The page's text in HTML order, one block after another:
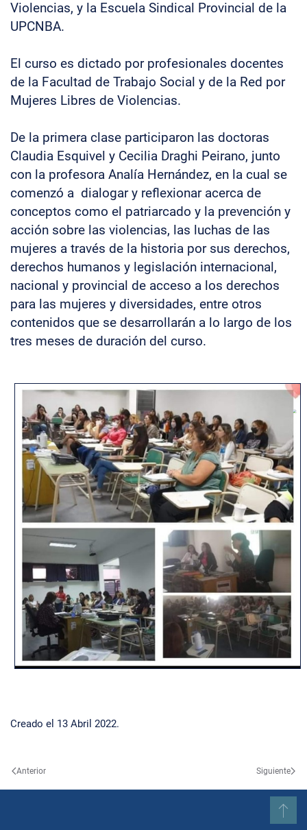
Violencias, y la Escuela Sindical Provincial de la
UPCNBA.
El curso es dictado por profesionales docentes
de la Facultad de Trabajo Social y de la Red por
Mujeres Libres de Violencias.
De la primera clase participaron las doctoras
Claudia Esquivel y Cecilia Draghi Peirano, junto
con la profesora Analía Hernández, en la cual se
comenzó a dialogar y reflexionar acerca de
conceptos como el patriarcado y la prevención y
acción sobre las violencias, las luchas de las
mujeres a través de la historia por sus derechos,
derechos humanos y legislación internacional,
nacional y provincial de acceso a los derechos
para las mujeres y diversidades, entre otros
contenidos que se desarrollarán a lo largo de los
tres meses de duración del curso.
Creado el 13 Abril 2022.
Anterior Siguiente